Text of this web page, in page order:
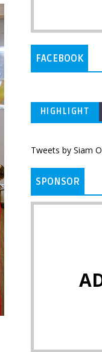
FACEBOOK
HIGHLIGHT
Tweets by Siam
SPONSOR